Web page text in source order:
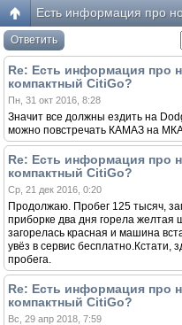
Есть информация про
Ответить
Re: Есть информация про
компактный CitiGo?
Пн, 31 окт 2016, 8:28
Значит все должны ездить на
можно повстречать КАМАЗ на
Re: Есть информация про
компактный CitiGo?
Ср, 21 дек 2016, 0:20
Продолжаю. Пробег 125 тысяч,
приборке два дня горела желтая
загорелась красная и машина
увёз в сервис бесплатно.Кстати,
пробега.
Re: Есть информация про
компактный CitiGo?
Вс, 29 апр 2018, 7:59